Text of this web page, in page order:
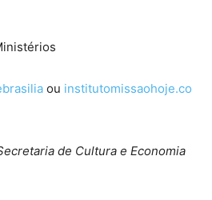
ou institutomissaohoje.co
de Cultura e Economia